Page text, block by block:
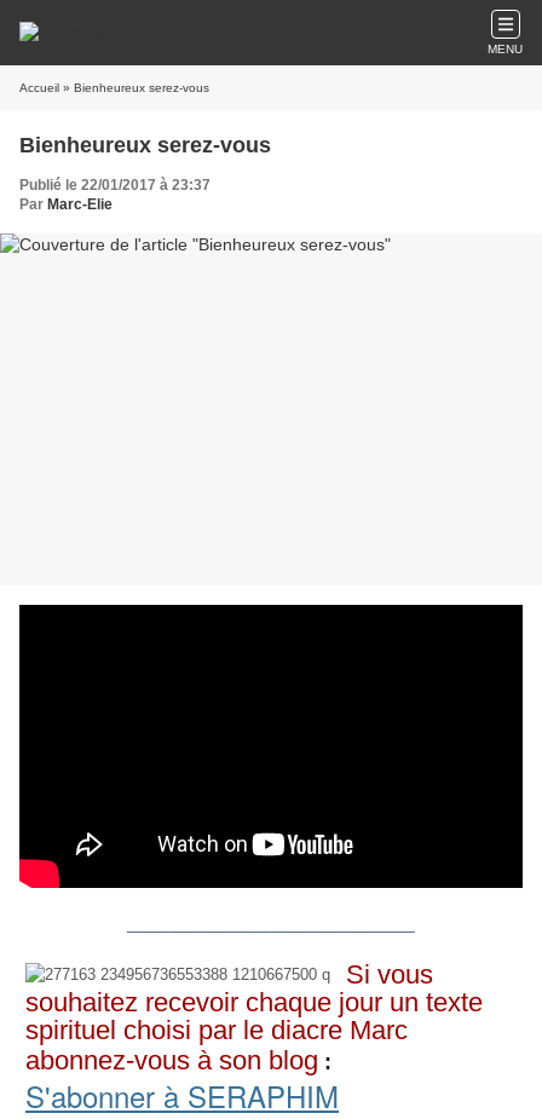
MENU
Accueil » Bienheureux serez-vous
Bienheureux serez-vous
Publié le 22/01/2017 à 23:37
Par Marc-Elie
Si vous
souhaitez recevoir chaque jour un texte
spirituel choisi par le diacre Marc
abonnez-vous à son blog :
S'abonner à SERAPHIM